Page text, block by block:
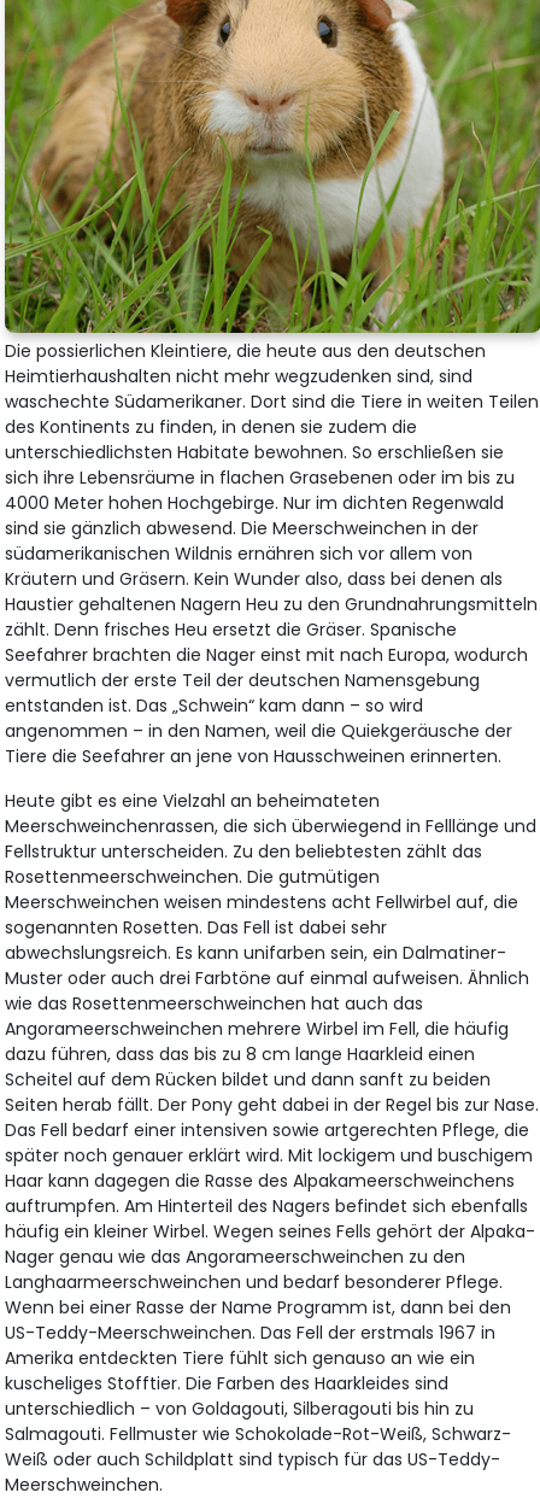
Die possierlichen Kleintiere, die heute aus den deutschen
Heimtierhaushalten nicht mehr wegzudenken sind, sind
waschechte Südamerikaner. Dort sind die Tiere in weiten Teilen
des Kontinents zu finden, in denen sie zudem die
unterschiedlichsten Habitate bewohnen. So erschließen sie
sich ihre Lebensräume in flachen Grasebenen oder im bis zu
4000 Meter hohen Hochgebirge. Nur im dichten Regenwald
sind sie gänzlich abwesend. Die Meerschweinchen in der
südamerikanischen Wildnis ernähren sich vor allem von
Kräutern und Gräsern. Kein Wunder also, dass bei denen als
Haustier gehaltenen Nagern Heu zu den Grundnahrungsmitteln
zählt. Denn frisches Heu ersetzt die Gräser. Spanische
Seefahrer brachten die Nager einst mit nach Europa, wodurch
vermutlich der erste Teil der deutschen Namensgebung
entstanden ist. Das „Schwein“ kam dann – so wird
angenommen – in den Namen, weil die Quiekgeräusche der
Tiere die Seefahrer an jene von Hausschweinen erinnerten.
Heute gibt es eine Vielzahl an beheimateten
Meerschweinchenrassen, die sich überwiegend in Felllänge und
Fellstruktur unterscheiden. Zu den beliebtesten zählt das
Rosettenmeerschweinchen. Die gutmütigen
Meerschweinchen weisen mindestens acht Fellwirbel auf, die
sogenannten Rosetten. Das Fell ist dabei sehr
abwechslungsreich. Es kann unifarben sein, ein Dalmatiner-
Muster oder auch drei Farbtöne auf einmal aufweisen. Ähnlich
wie das Rosettenmeerschweinchen hat auch das
Angorameerschweinchen mehrere Wirbel im Fell, die häufig
dazu führen, dass das bis zu 8 cm lange Haarkleid einen
Scheitel auf dem Rücken bildet und dann sanft zu beiden
Seiten herab fällt. Der Pony geht dabei in der Regel bis zur Nase.
Das Fell bedarf einer intensiven sowie artgerechten Pflege, die
später noch genauer erklärt wird. Mit lockigem und buschigem
Haar kann dagegen die Rasse des Alpakameerschweinchens
auftrumpfen. Am Hinterteil des Nagers befindet sich ebenfalls
häufig ein kleiner Wirbel. Wegen seines Fells gehört der Alpaka-
Nager genau wie das Angorameerschweinchen zu den
Langhaarmeerschweinchen und bedarf besonderer Pflege.
Wenn bei einer Rasse der Name Programm ist, dann bei den
US-Teddy-Meerschweinchen. Das Fell der erstmals 1967 in
Amerika entdeckten Tiere fühlt sich genauso an wie ein
kuscheliges Stofftier. Die Farben des Haarkleides sind
unterschiedlich – von Goldagouti, Silberagouti bis hin zu
Salmagouti. Fellmuster wie Schokolade-Rot-Weiß, Schwarz-
Weiß oder auch Schildplatt sind typisch für das US-Teddy-
Meerschweinchen.